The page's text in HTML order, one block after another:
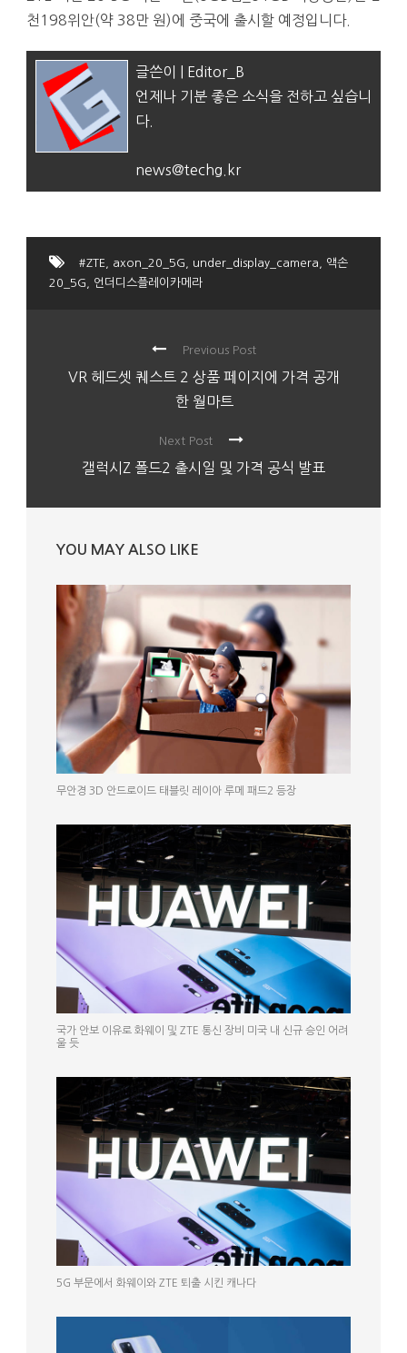
천198위안(약 38만 원)에 중국에 출시할 예정입니다.
글쓴이 | Editor_B
언제나 기분 좋은 소식을 전하고 싶습니
다.
news@techg.kr
#ZTE axon_20_5G under_display_camera
액손
20_5G
언더디스플레이카메라
Previous Post
VR 헤드셋 퀘스트 2 상품 페이지에 가격 공개
한 월마트
Next Post
갤럭시Z 폴드2 출시일 및 가격 공식 발표
YOU MAY ALSO LIKE
무안경 3D 안드로이드 태블릿 레이아 루메 패드2 등장
국가 안보 이유로 화웨이 및 ZTE 통신 장비 미국 내 신규 승인 어려
울 듯
5G 부문에서 화웨이와 ZTE 퇴출 시킨 캐나다